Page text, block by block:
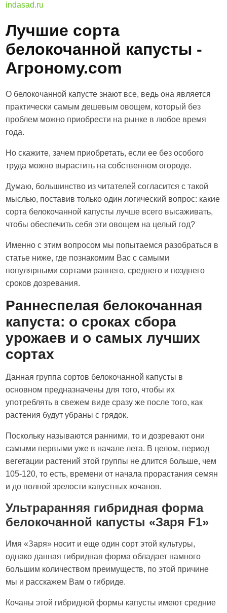
indasad.ru
Лучшие сорта
белокочанной капусты -
Агроному.com
О белокочанной капусте знают все, ведь она является
практически самым дешевым овощем, который без
проблем можно приобрести на рынке в любое время
года.
Но скажите, зачем приобретать, если ее без особого
труда можно вырастить на собственном огороде.
Думаю, большинство из читателей согласится с такой
мыслью, поставив только один логический вопрос: какие
сорта белокочанной капусты лучше всего высаживать,
чтобы обеспечить себя эти овощем на целый год?
Именно с этим вопросом мы попытаемся разобраться в
статье ниже, где познакомим Вас с самыми
популярными сортами раннего, среднего и позднего
сроков дозревания.
Раннеспелая белокочанная
капуста: о сроках сбора
урожаев и о самых лучших
сортах
Данная группа сортов белокочанной капусты в
основном предназначены для того, чтобы их
употреблять в свежем виде сразу же после того, как
растения будут убраны с грядок.
Поскольку называются ранними, то и дозревают они
самыми первыми уже в начале лета. В целом, период
вегетации растений этой группы не длится больше, чем
105-120, то есть, времени от начала прорастания семян
и до полной зрелости капустных кочанов.
Ультраранняя гибридная форма
белокочанной капусты «Заря F1»
Имя «Заря» носит и еще один сорт этой культуры,
однако данная гибридная форма обладает намного
большим количеством преимуществ, по этой причине
мы и расскажем Вам о гибриде.
Кочаны этой гибридной формы капусты имеют средние